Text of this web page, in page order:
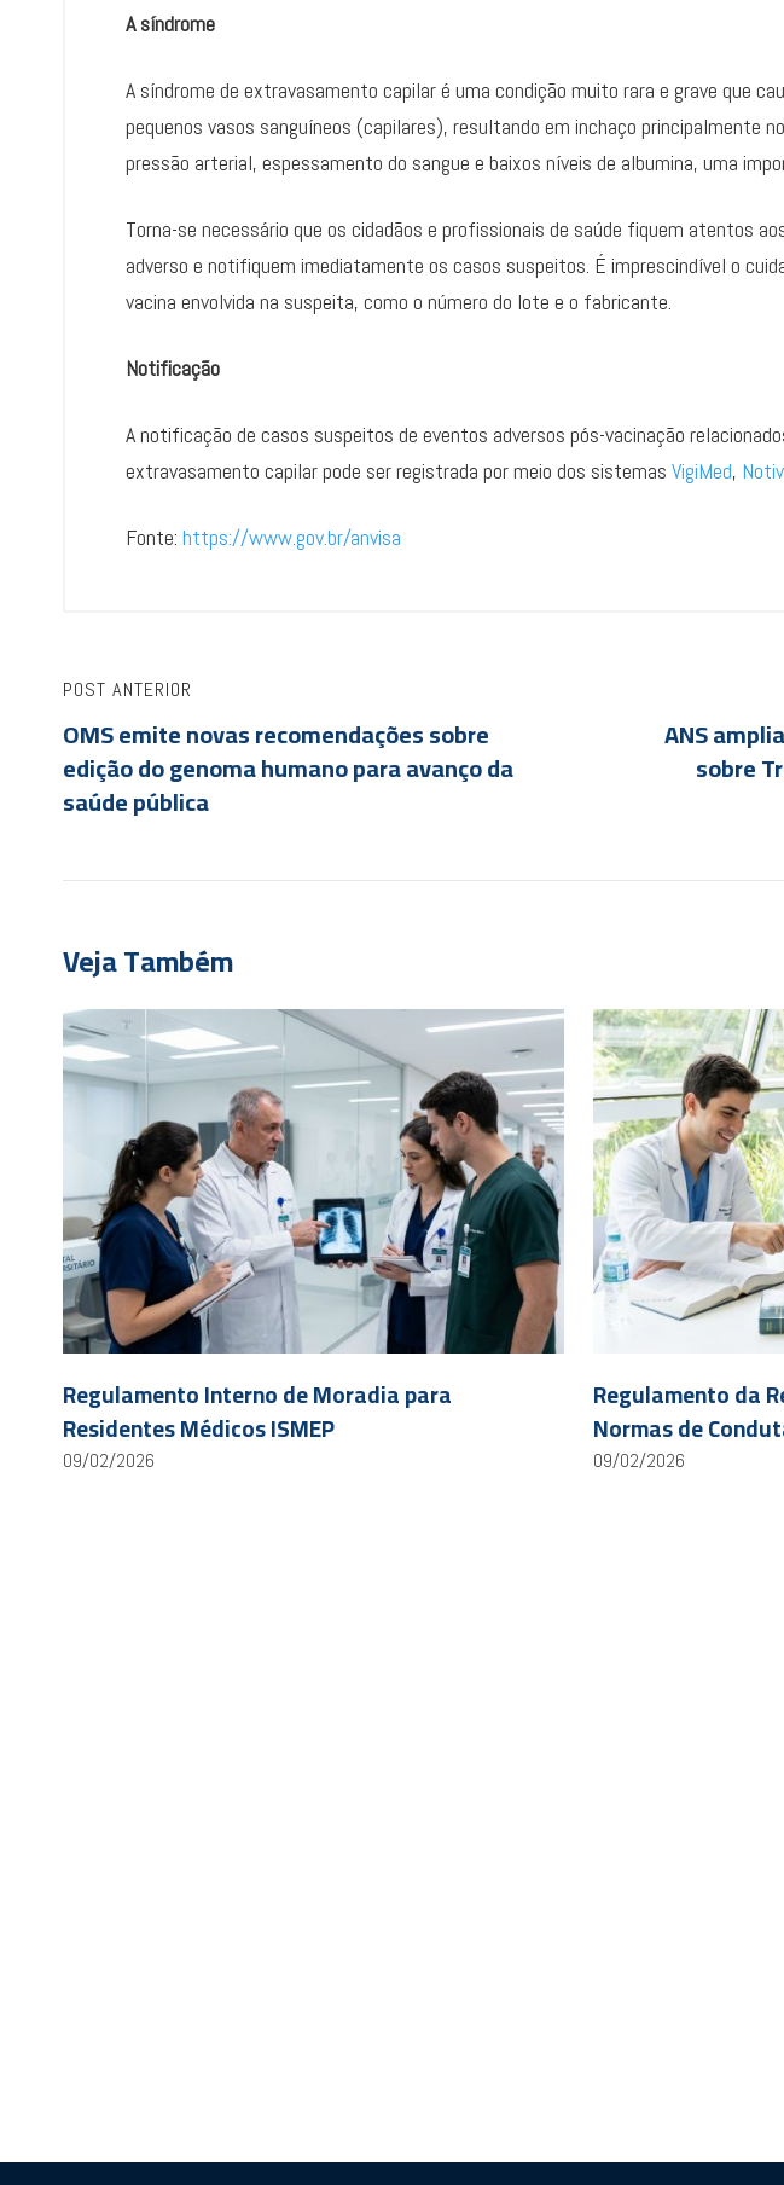
A síndrome
A síndrome de extravasamento capilar é uma condição muito rara e grave que
pequenos vasos sanguíneos (capilares), resultando em inchaço principalmente
pressão arterial, espessamento do sangue e baixos níveis de albumina, uma
Torna-se necessário que os cidadãos e profissionais de saúde fiquem atentos
adverso e notifiquem imediatamente os casos suspeitos. É imprescindível o
vacina envolvida na suspeita, como o número do lote e o fabricante.
Notificação
A notificação de casos suspeitos de eventos adversos pós-vacinação
extravasamento capilar pode ser registrada por meio dos sistemas VigiMed,
Fonte: https://www.gov.br/anvisa
POST ANTERIOR
OMS emite novas recomendações sobre
edição do genoma humano para avanço da
saúde pública
ANS
sobre
Veja Também
Regulamento Interno de Moradia para
Residentes Médicos ISMEP
09/02/2026
Regulamento da
Normas de
09/02/2026